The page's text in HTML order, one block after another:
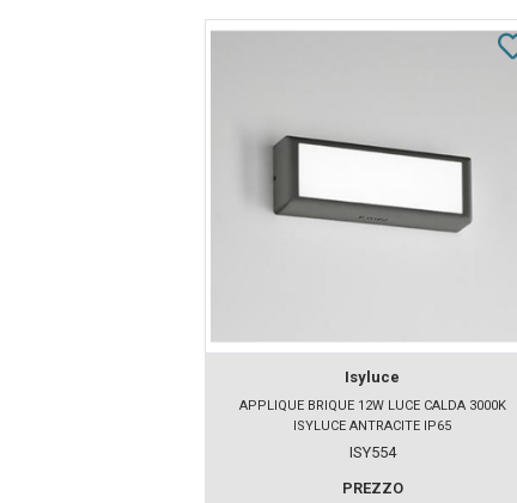
Isyluce
APPLIQUE BRIQUE 12W LUCE CALDA 3000K
ISYLUCE ANTRACITE IP65
ISY554
PREZZO